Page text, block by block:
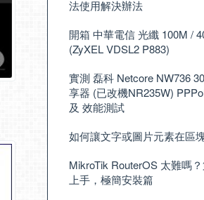
法使用解決辦法
開箱 中華電信 光纖 100M /
(ZyXEL VDSL2 P883)
實測 磊科 Netcore NW736
享器 (已改機NR235W)
及 效能測試
如何讓文字或圖片元素在區
MikroTik RouterOS 太難嗎
上手，極簡安裝篇